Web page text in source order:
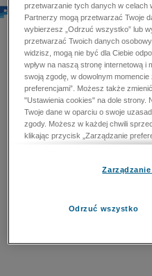
przetwarzanie tych danych w celach
Partnerzy mogą przetwarzać Twoje
wybierzesz „Odrzuć wszystko” lub
przetwarzać Twoich danych
widzisz, mogą nie być dla Ciebie
wpływ na naszą stronę internetową
swoją zgodę, w dowolnym
preferencjami”. Możesz także
"Ustawienia cookies" na dole strony.
Twoje dane w oparciu o swoje
zgody. Możesz w każdej chwili
klikając przycisk „Zarządzanie
cookies" na dole strony. Nie
zapobiegania oszustwom i
przetwarzaniu danych osobowych w
Odrzuć wszystko